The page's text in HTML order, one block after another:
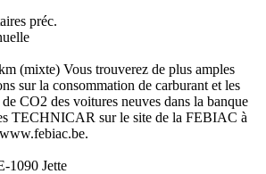
préc.
(mixte) Vous trouverez de plus amples
sur la consommation de carburant et les
CO2 des voitures neuves dans la banque
TECHNICAR sur le site de la FEBIAC à
1090 Jette